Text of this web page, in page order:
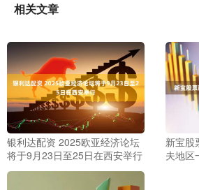
相关文章
银利达配资 2025欧亚经济论坛
将于9月23日至25日在西安举行
新宝股
夫地区